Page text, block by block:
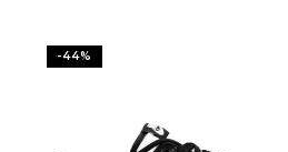
-44%